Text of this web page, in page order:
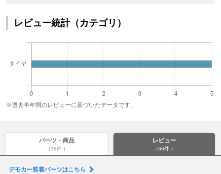
レビュー統計（カテゴリ）
※過去半年間のレビューに基づいたデータです。
パーツ・商品
（12件 ）
レビュー
（66件 ）
デモカー装着パーツはこちら